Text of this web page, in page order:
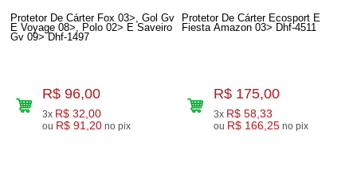
Protetor De Cárter Fox 03>, Gol Gv
E Voyage 08>, Polo 02> E Saveiro
Gv 09> Dhf-1497
R$ 96,00
3x R$ 32,00
ou R$ 91,20 no pix
Protetor De Cárter Ecosport E
Fiesta Amazon 03> Dhf-4511
R$ 175,00
3x R$ 58,33
ou R$ 166,25 no pix